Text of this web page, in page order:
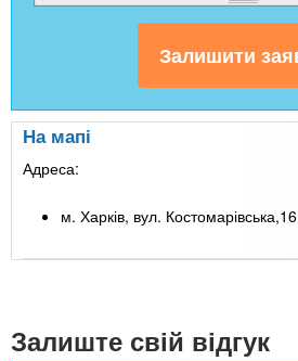
На мапі
Адреса:
м. Харків, вул. Костомарівська,16
Залиште свій відгук